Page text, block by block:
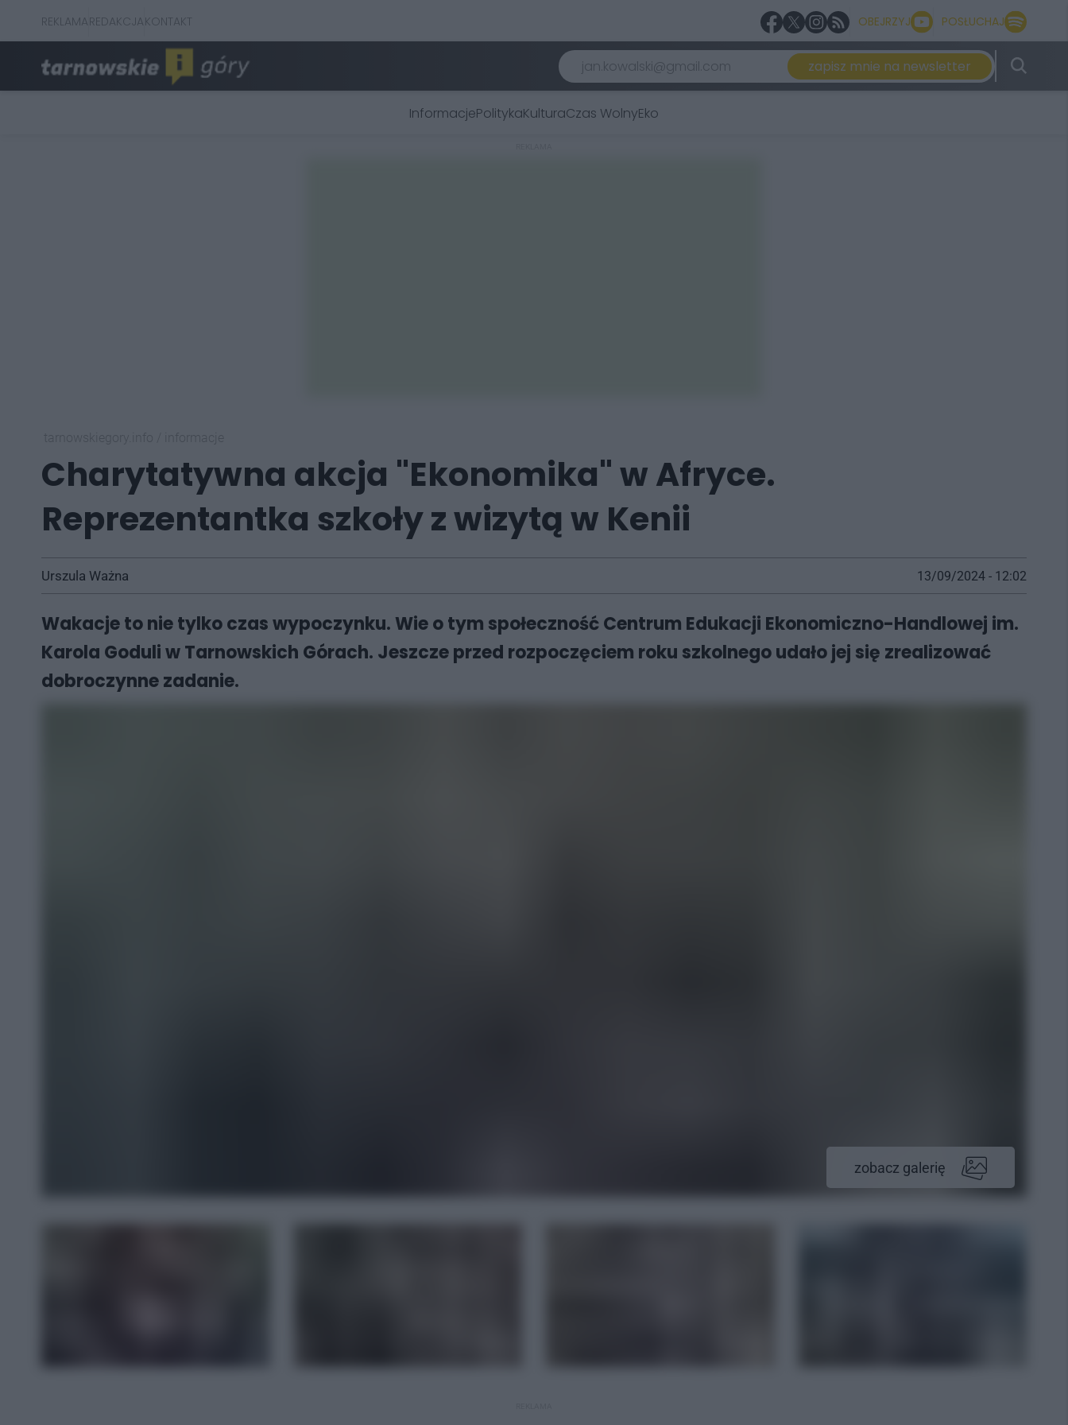
REKLAMAREDAKCJAKONTAKT OBEJRZYJ POSŁUCHAJ
zapisz mnie na newsletter
InformacjePolitykaKulturaCzas WolnyEko
Charytatywna akcja "Ekonomika" w Afryce.
Reprezentantka szkoły z wizytą w Kenii
Urszula Ważna 13/09/2024 - 12:02
Wakacje to nie tylko czas wypoczynku. Wie o tym społeczność Centrum Edukacji Ekonomiczno-Handlowej im.
Karola Goduli w Tarnowskich Górach. Jeszcze przed rozpoczęciem roku szkolnego udało jej się zrealizować
dobroczynne zadanie.
zobacz galerię